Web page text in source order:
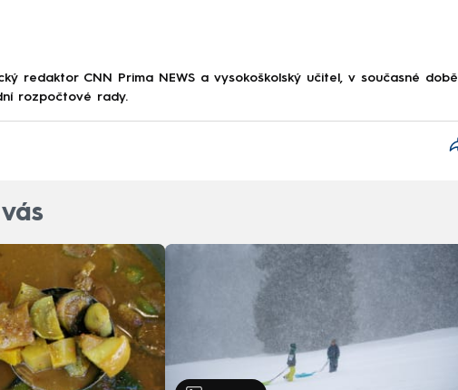
redaktor CNN Prima NEWS a vysokoškolský učitel, v současné době
rozpočtové rady.